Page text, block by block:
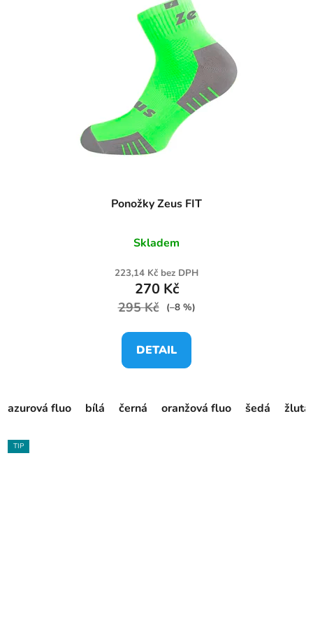
Ponožky Zeus FIT
Skladem
223,14 Kč bez DPH
270 Kč
295 Kč (–8 %)
DETAIL
azurová fluo bílá černá oranžová fluo šedá
TIP